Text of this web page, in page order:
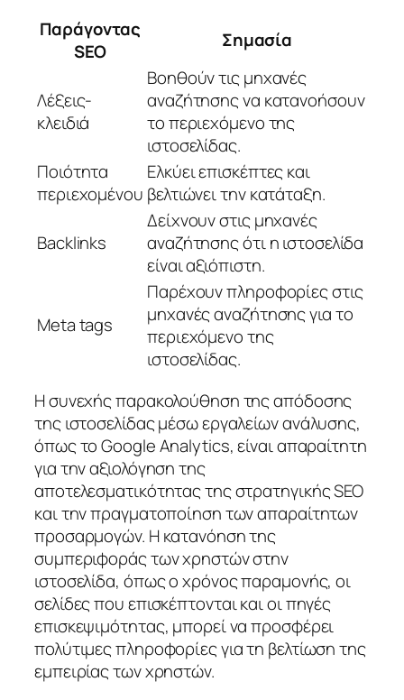
Παράγοντας
SEO
Σημασία
Λέξεις-
κλειδιά
Βοηθούν τις μηχανές
αναζήτησης να κατανοήσουν
το περιεχόμενο της
ιστοσελίδας.
Ποιότητα
περιεχομένου
Ελκύει επισκέπτες και
βελτιώνει την κατάταξη.
Backlinks
Δείχνουν στις μηχανές
αναζήτησης ότι η ιστοσελίδα
είναι αξιόπιστη.
Meta tags
Παρέχουν πληροφορίες στις
μηχανές αναζήτησης για το
περιεχόμενο της
ιστοσελίδας.
Η συνεχής παρακολούθηση της απόδοσης
της ιστοσελίδας μέσω εργαλείων ανάλυσης,
όπως το Google Analytics, είναι απαραίτητη
για την αξιολόγηση της
αποτελεσματικότητας της στρατηγικής SEO
και την πραγματοποίηση των απαραίτητων
προσαρμογών. Η κατανόηση της
συμπεριφοράς των χρηστών στην
ιστοσελίδα, όπως ο χρόνος παραμονής, οι
σελίδες που επισκέπτονται και οι πηγές
επισκεψιμότητας, μπορεί να προσφέρει
πολύτιμες πληροφορίες για τη βελτίωση της
εμπειρίας των χρηστών.